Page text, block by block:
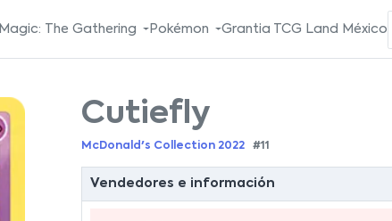
Magic: The Gathering Pokémon Grantia TCG Land México
Cutiefly
McDonald's Collection 2022 #11
Vendedores e información